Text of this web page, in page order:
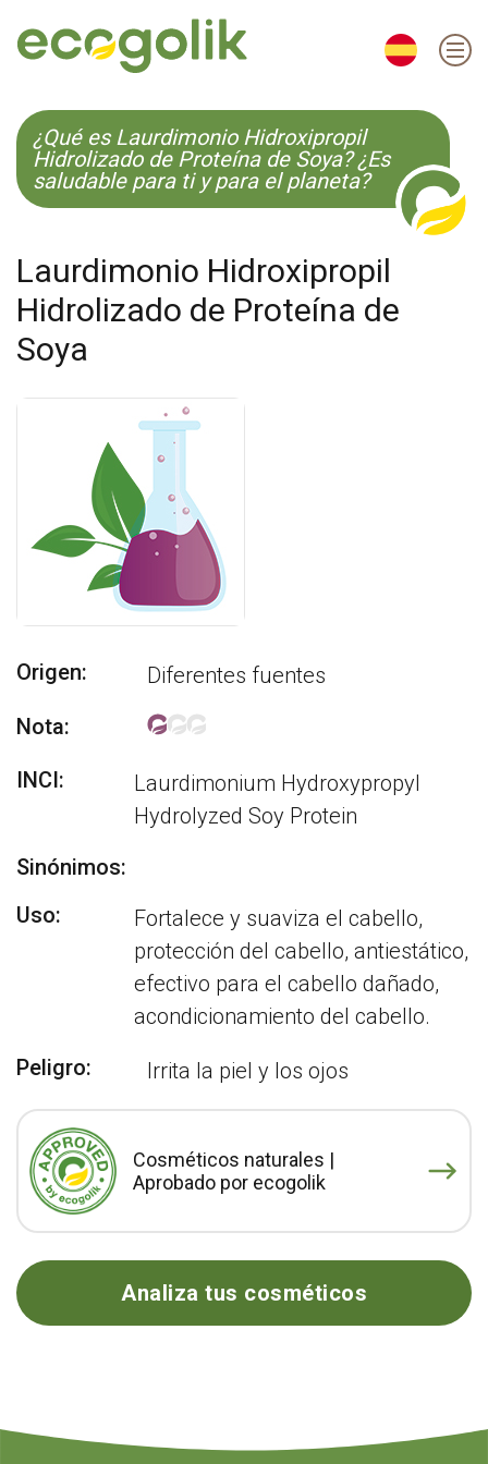
EN ES CS KO
¿Qué es Laurdimonio Hidroxipropil
Hidrolizado de Proteína de Soya? ¿Es
saludable para ti y para el planeta?
Laurdimonio Hidroxipropil
Hidrolizado de Proteína de
Soya
Origen:
Diferentes fuentes
Nota:
INCI:
Laurdimonium Hydroxypropyl
Hydrolyzed Soy Protein
Sinónimos:
Uso:
Fortalece y suaviza el cabello,
protección del cabello, antiestático,
efectivo para el cabello dañado,
acondicionamiento del cabello.
Peligro:
Irrita la piel y los ojos
Cosméticos naturales |
Aprobado por ecogolik
Analiza tus cosméticos